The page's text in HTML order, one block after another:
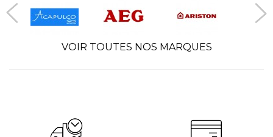
VOIR TOUTES NOS MARQUES